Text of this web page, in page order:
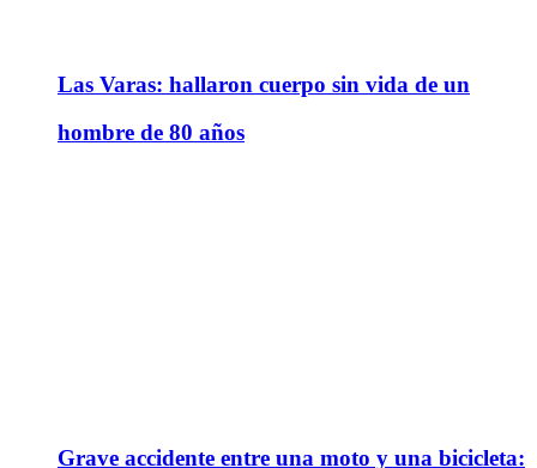
Las Varas: hallaron cuerpo sin vida de un
hombre de 80 años
Grave accidente entre una moto y una bicicleta: